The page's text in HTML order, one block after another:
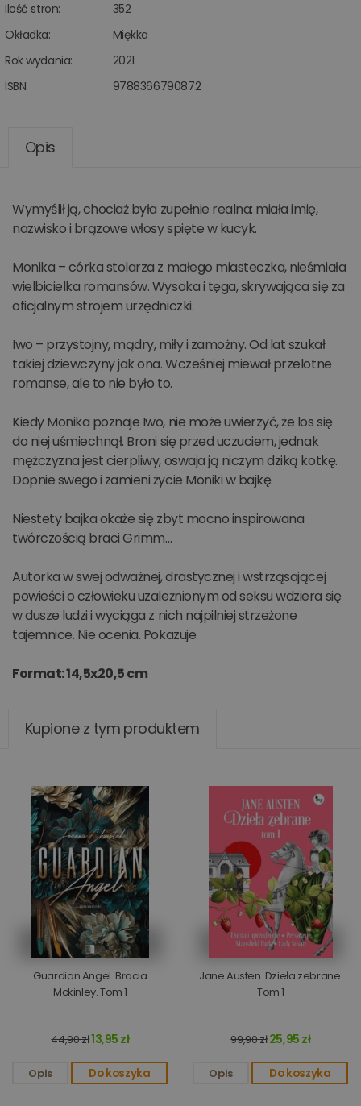
Ilość stron:
352
Okładka:
Miękka
Rok wydania:
2021
ISBN:
9788366790872
Opis
Wymyślił ją, chociaż była zupełnie realna: miała imię,
nazwisko i brązowe włosy spięte w kucyk.
Monika – córka stolarza z małego miasteczka, nieśmiała
wielbicielka romansów. Wysoka i tęga, skrywająca się za
oficjalnym strojem urzędniczki.
Iwo – przystojny, mądry, miły i zamożny. Od lat szukał
takiej dziewczyny jak ona. Wcześniej miewał przelotne
romanse, ale to nie było to.
Kiedy Monika poznaje Iwo, nie może uwierzyć, że los się
do niej uśmiechnął. Broni się przed uczuciem, jednak
mężczyzna jest cierpliwy, oswaja ją niczym dziką kotkę.
Dopnie swego i zamieni życie Moniki w bajkę.
Niestety bajka okaże się zbyt mocno inspirowana
twórczością braci Grimm…
Autorka w swej odważnej, drastycznej i wstrząsającej
powieści o człowieku uzależnionym od seksu wdziera się
w dusze ludzi i wyciąga z nich najpilniej strzeżone
tajemnice. Nie ocenia. Pokazuje.
Format: 14,5x20,5 cm
Kupione z tym produktem
Guardian Angel. Bracia
Mckinley. Tom 1
44,90 zł13,95 zł
Opis Do koszyka
Jane Austen. Dzieła zebrane.
Tom 1
99,90 zł25,95 zł
Opis Do koszyka